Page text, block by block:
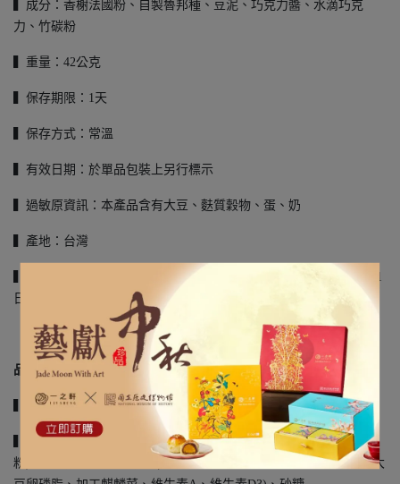
▍成分：香榭法國粉、自製魯邦種、豆泥、巧克力醬、水滴巧克
力、竹碳粉
▍重量：42公克
▍保存期限：1天
▍保存方式：常溫
▍有效日期：於單品包裝上另行標示
▍過敏原資訊：本產品含有大豆、麩質穀物、蛋、奶
▍產地：台灣
▍其他應揭露事項：消費者收受之商品，其有效日期至少距收受日1
日以上
品名： 小蛋塔
▍葷素別：奶蛋素
▍成分：塔皮(麵粉、無鹽奶油、砂糖、蛋、奶粉、泡打粉、香草
粉)、雞蛋、水、調製奶水(水、脫脂奶粉、棕櫚油、磷酸二氫鈉、大